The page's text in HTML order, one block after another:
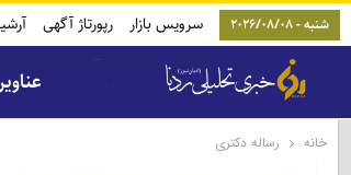
شنبه - 2026/08/08 سرویس بازار رپورتاژ آگهی
خانه رساله دکتری